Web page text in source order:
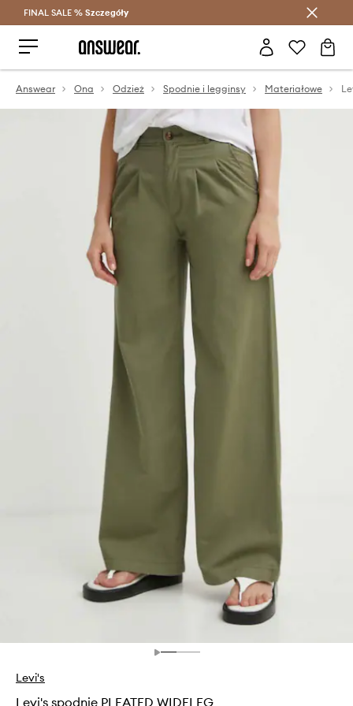
Oszczędzaj z Answear Club >
FINAL SALE % Szczegóły
Answear Ona Odzież Spodnie i legginsy Materiałowe
Levi's
Levi's spodnie PLEATED WIDELEG